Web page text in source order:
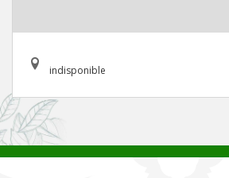
indisponible